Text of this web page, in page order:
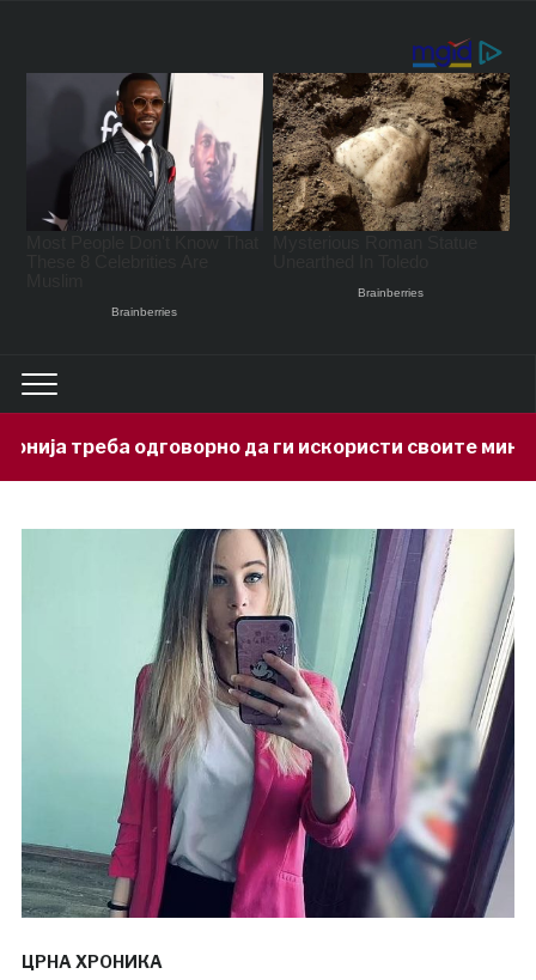
да ги искористи своите минерални богатства
ЦРНА ХРОНИКА